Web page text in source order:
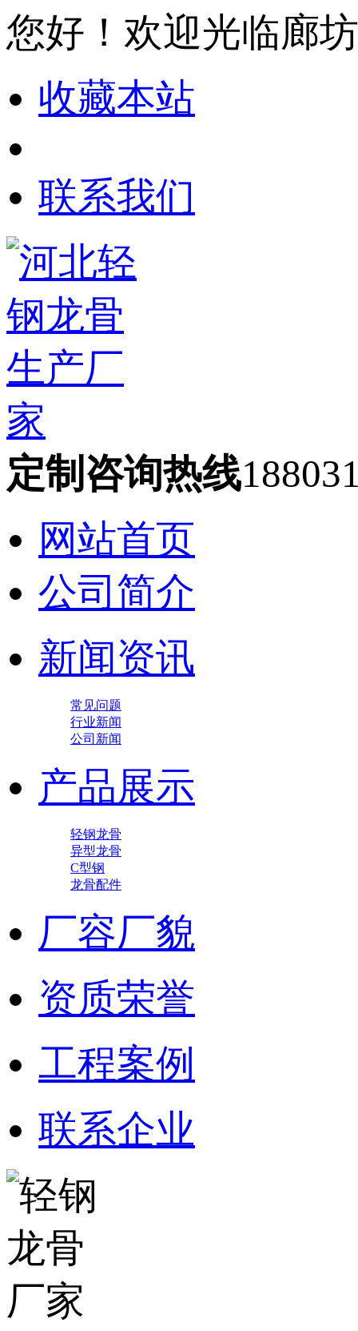
您好！欢迎光临廊
收藏本站
联系我们
定制咨询热线
网站首页
公司简介
新闻资讯
常见问题
行业新闻
公司新闻
产品展示
轻钢龙骨
异型龙骨
C型钢
龙骨配件
厂容厂貌
资质荣誉
工程案例
联系企业